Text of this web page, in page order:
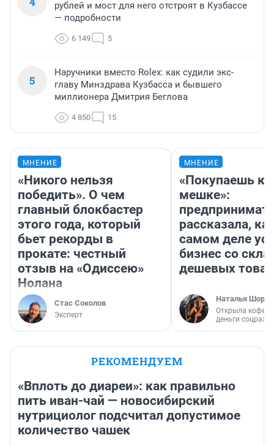
рублей и мост для него отстроят в Кузбассе
— подробности
6 149 5
5
Наручники вместо Rolex: как судили экс-
главу Минздрава Кузбасса и бывшего
миллионера Дмитрия Беглова
4 850 15
МНЕНИЕ
«Никого нельзя
победить». О чем
главный блокбастер
этого года, который
бьет рекорды в
прокате: честный
отзыв на «Одиссею»
Нолана
Стас Соколов
Эксперт
МНЕНИЕ
«Покупаешь
мешке»:
рассказала,
самом деле
бизнес со
дешевых
Наталья
Открыла
деньги
РЕКОМЕНДУЕМ
«Вплоть до диареи»: как правильно
пить иван-чай — новосибирский
нутрициолог подсчитал допустимое
количество чашек